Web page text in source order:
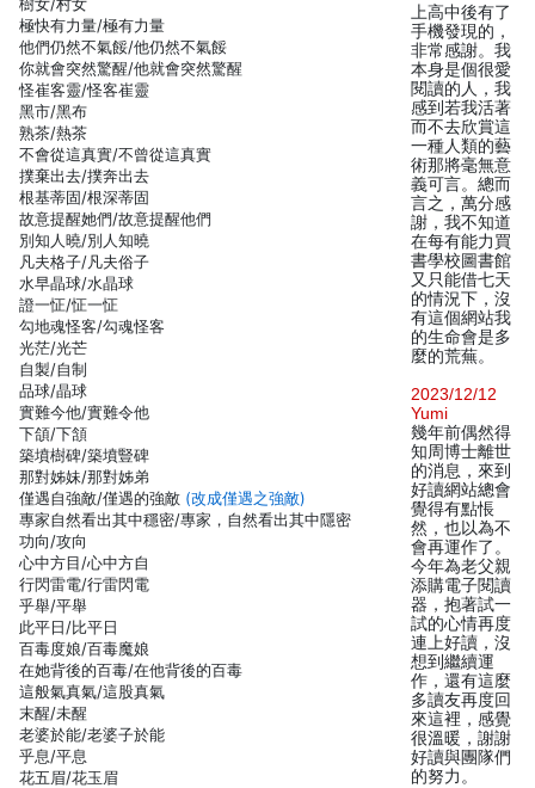
極快有力量/極有力量
他們仍然不氣餒/他仍然不氣餒
你就會突然驚醒/他就會突然驚醒
怪崔客靈/怪客崔靈
黑市/黑布
熟茶/熱茶
不會從這真實/不曾從這真實
撲棄出去/撲奔出去
根基蒂固/根深蒂固
故意提醒她們/故意提醒他們
別知人曉/別人知曉
凡夫格子/凡夫俗子
水早晶球/水晶球
證一怔/怔一怔
勾地魂怪客/勾魂怪客
光茫/光芒
自製/自制
品球/晶球
實難今他/實難令他
下頜/下頷
築墳樹碑/築墳豎碑
那對姊妹/那對姊弟
僅遇自強敵/僅遇的強敵 (改成僅遇之強敵)
專家自然看出其中穩密/專家，自然看出其中隱密
功向/攻向
心中方目/心中方自
行閃雷電/行雷閃電
乎舉/平舉
此平日/比平日
百毒度娘/百毒魔娘
在她背後的百毒/在他背後的百毒
這般氣真氣/這股真氣
末醒/未醒
老婆於能/老婆子於能
乎息/平息
花五眉/花玉眉
上高中後有了
手機發現的，
非常感謝。我
本身是個很愛
閱讀的人，我
感到若我活著
而不去欣賞這
一種人類的藝
術那將毫無意
義可言。總而
言之，萬分感
謝，我不知道
在每有能力買
書學校圖書館
又只能借七天
的情況下，沒
有這個網站我
的生命會是多
麼的荒蕪。
2023/12/12
Yumi
幾年前偶然得
知周博士離世
的消息，來到
好讀網站總會
覺得有點悵
然，也以為不
會再運作了。
今年為老父親
添購電子閱讀
器，抱著試一
試的心情再度
連上好讀，沒
想到繼續運
作，還有這麼
多讀友再度回
來這裡，感覺
很溫暖，謝謝
好讀與團隊們
的努力。